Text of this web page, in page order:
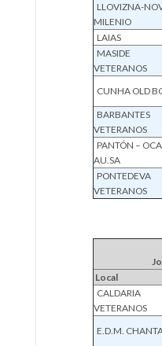
LLOVIZNA-
MILENIO
LAIAS
MASIDE
VETERANOS
CUNHA OLD
BARBANTES
VETERANOS
PANTÓN – OCA
AU.SA
PONTEDEVA
VETERANOS
Local
CALDARIA
VETERANOS
E.D.M.